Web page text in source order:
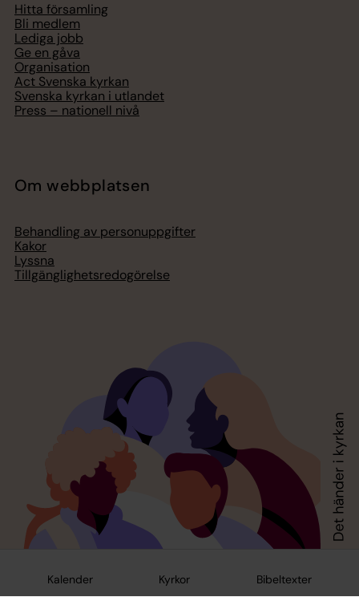
Kalender Kyrkor Bibeltexter
Hitta församling
Bli medlem
Lediga jobb
Ge en gåva
Organisation
Act Svenska kyrkan
Svenska kyrkan i utlandet
Press – nationell nivå
Om webbplatsen
Behandling av personuppgifter
Kakor
Lyssna
Tillgänglighetsredogörelse